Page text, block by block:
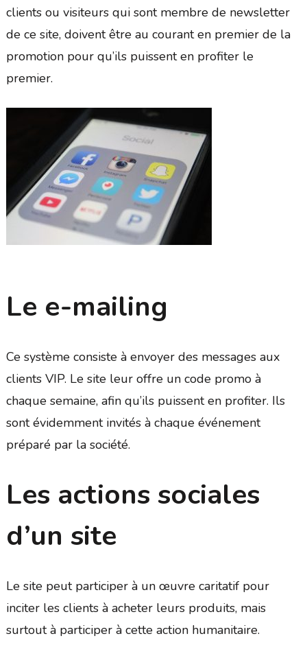
clients ou visiteurs qui sont membre de newsletter
de ce site, doivent être au courant en premier de la
promotion pour qu’ils puissent en profiter le
premier.
Le e-mailing
Ce système consiste à envoyer des messages aux
clients VIP. Le site leur offre un code promo à
chaque semaine, afin qu’ils puissent en profiter. Ils
sont évidemment invités à chaque événement
préparé par la société.
Les actions sociales
d’un site
Le site peut participer à un œuvre caritatif pour
inciter les clients à acheter leurs produits, mais
surtout à participer à cette action humanitaire.